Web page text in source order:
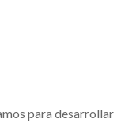
para desarrollar